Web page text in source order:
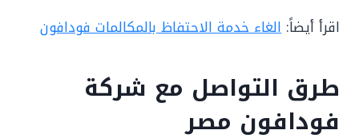
اقرأ أيضاً: الغاء خدمة الاحتفاظ بالمكالمات فودافون
طرق التواصل مع شركة
فودافون مصر